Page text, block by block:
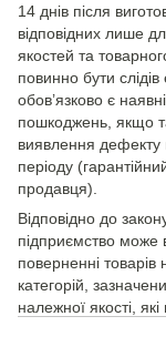
14 днів після
відповідних лише
якостей та
повинно бути
обов’язково є
пошкоджень, якщо
виявлення дефекту
періоду
продавця).
Відповідно до
підприємство може
поверненні товарів
категорій,
належної якості,